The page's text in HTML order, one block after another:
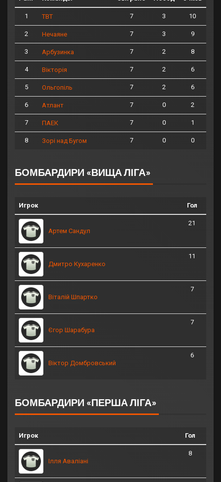
1 ТВТ 7 3 10
2 Нечаяне 7 3 9
3 Арбузинка 7 2 8
4 Вікторія 7 2 6
5 Ольгопіль 7 2 6
6 Атлант 7 0 2
7 ПАЕК 7 0 1
8 Зорі над Бугом 7 0 0
БОМБАРДИРИ «ВИЩА ЛІГА»
Игрок Гол
Артем Сандул
21
Дмитро Кухаренко
11
Віталій Шпартко
7
Єгор Шарабура
7
Віктор Домбровський
6
БОМБАРДИРИ «ПЕРША ЛІГА»
Игрок Гол
Ілля Аваліані
8